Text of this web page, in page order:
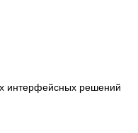
интерфейсных решений